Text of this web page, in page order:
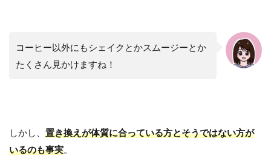
コーヒー以外にもシェイクとかスムージーとか
たくさん見かけますね！
しかし、 置き換えが体質に合っている方とそうではない方が
いるのも事実。